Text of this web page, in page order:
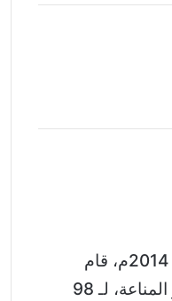
التي أجريت في الفلبين عام 2014م، قام
الباحثون بفحص تأثيرات الأناناس على تعزيز جهاز المناعة، لـ 98